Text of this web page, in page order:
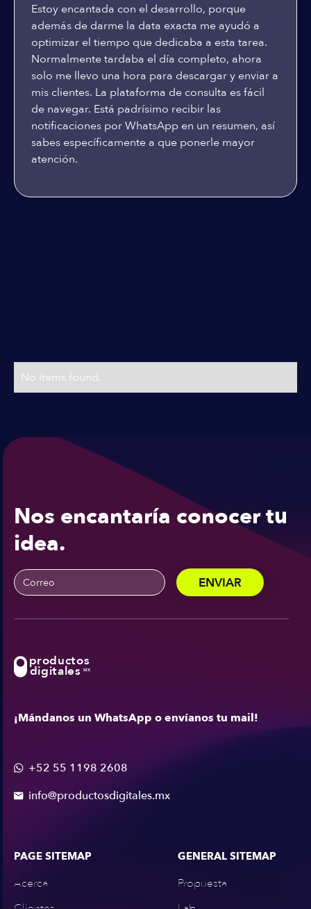
Estoy encantada con el desarrollo, porque
además de darme la data exacta me ayudó a
optimizar el tiempo que dedicaba a esta tarea.
Normalmente tardaba el día completo, ahora
solo me llevo una hora para descargar y enviar a
mis clientes. La plataforma de consulta es fácil
de navegar. Está padrísimo recibir las
notificaciones por WhatsApp en un resumen, así
sabes específicamente a que ponerle mayor
atención.
No items found.
Nos encantaría conocer tu
idea.
productos
digitales MX
¡Mándanos un WhatsApp o envíanos tu mail!
 +52 55 1198 2608
 info@productosdigitales.mx
PAGE SITEMAP
Acerca
GENERAL SITEMAP
Propuesta